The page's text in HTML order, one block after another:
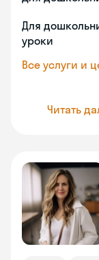
Для
уроки
Все услуги и
Читать